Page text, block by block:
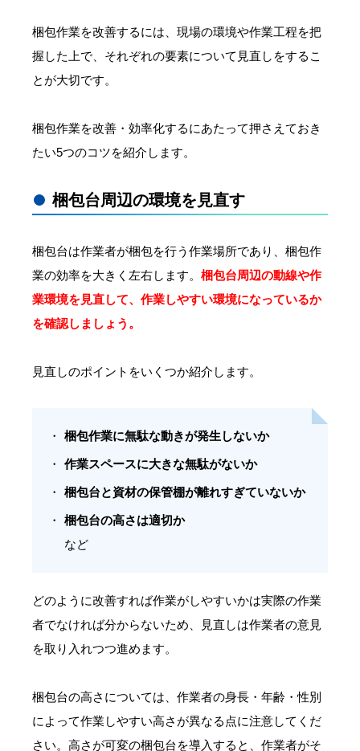
梱包作業を改善するには、現場の環境や作業工程を把
握した上で、それぞれの要素について見直しをするこ
とが大切です。
梱包作業を改善・効率化するにあたって押さえておき
たい5つのコツを紹介します。
梱包台周辺の環境を見直す
梱包台は作業者が梱包を行う作業場所であり、梱包作
業の効率を大きく左右します。 梱包台周辺の動線や作
業環境を見直して、作業しやすい環境になっているか
を確認しましょう。
見直しのポイントをいくつか紹介します。
梱包作業に無駄な動きが発生しないか
作業スペースに大きな無駄がないか
梱包台と資材の保管棚が離れすぎていないか
梱包台の高さは適切か
など
どのように改善すれば作業がしやすいかは実際の作業
者でなければ分からないため、見直しは作業者の意見
を取り入れつつ進めます。
梱包台の高さについては、作業者の身長・年齢・性別
によって作業しやすい高さが異なる点に注意してくだ
さい。高さが可変の梱包台を導入すると、作業者がそ